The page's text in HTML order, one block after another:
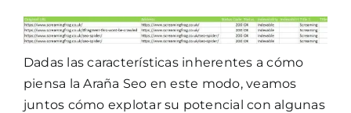
Dadas las características inherentes a cómo
piensa la Araña Seo en este modo, veamos
juntos cómo explotar su potencial con algunas